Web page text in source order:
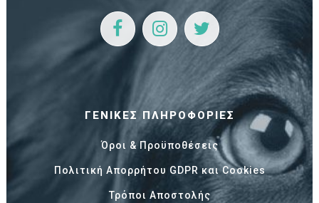
ΓΕΝΙΚΈΣ ΠΛΗΡΟΦΟΡΊΕΣ
Όροι & Προϋποθέσεις
Πολιτική Απορρήτου GDPR και Cookies
Τρόποι Αποστολής